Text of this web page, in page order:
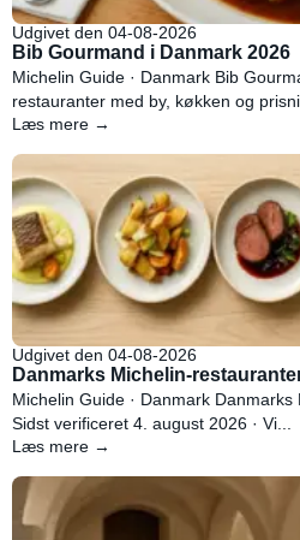
Udgivet den 04-08-2026
Bib Gourmand i Danmark 2026
Michelin Guide · Danmark Bib
restauranter med by, køkken og
Læs mere →
Udgivet den 04-08-2026
Danmarks Michelin-
Michelin Guide · Danmark
Sidst verificeret 4. august 2026 · Vi...
Læs mere →